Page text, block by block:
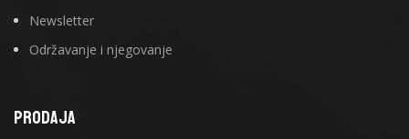
Newsletter
Održavanje i njegovanje
PRODAJA